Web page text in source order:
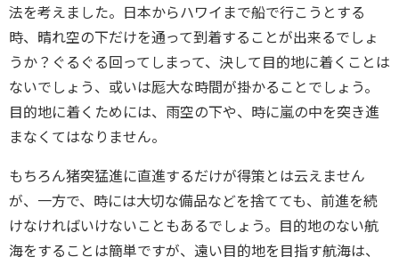
法を考えました。日本からハワイまで船で行こうとする
時、晴れ空の下だけを通って到着することが出来るでしょ
うか？ぐるぐる回ってしまって、決して目的地に着くことは
ないでしょう、或いは厖大な時間が掛かることでしょう。
目的地に着くためには、雨空の下や、時に嵐の中を突き進
まなくてはなりません。
もちろん猪突猛進に直進するだけが得策とは云えません
が、一方で、時には大切な備品などを捨てても、前進を続
けなければいけないこともあるでしょう。目的地のない航
海をすることは簡単ですが、遠い目的地を目指す航海は、